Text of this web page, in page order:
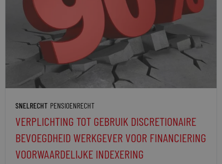
SNELRECHT PENSIOENRECHT
VERPLICHTING TOT GEBRUIK DISCRETIONAIRE
BEVOEGDHEID WERKGEVER VOOR FINANCIERING
VOORWAARDELIJKE INDEXERING